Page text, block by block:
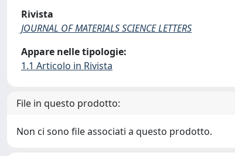
Rivista
JOURNAL OF MATERIALS SCIENCE LETTERS
Appare nelle tipologie:
1.1 Articolo in Rivista
File in questo prodotto:
Non ci sono file associati a questo prodotto.